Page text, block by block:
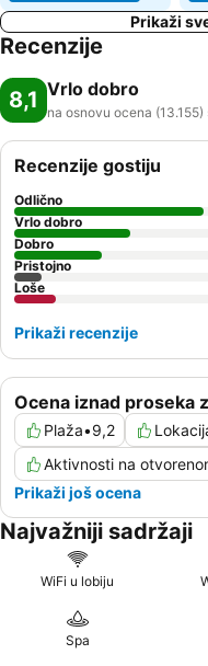
Prikaži
Recenzije
8,1 Vrlo dobro
na osnovu ocena
Ocena iznad proseka
Plaža•9,2
Aktivnosti na
Prikaži još ocena
Recenzije gostiju
Odlično
Vrlo dobro
Dobro
Pristojno
Loše
Prikaži recenzije
Najvažniji sadržaji
WiFi u lobiju
Spa